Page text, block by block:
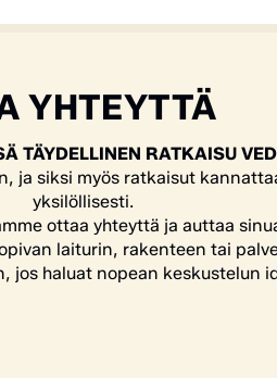
YHTEYTTÄ
TÄYDELLINEN RATKAISU
ja siksi myös ratkaisut
yksilöllisesti.
ottaa yhteyttä ja auttaa
laiturin, rakenteen tai
jos haluat nopean keskustelun